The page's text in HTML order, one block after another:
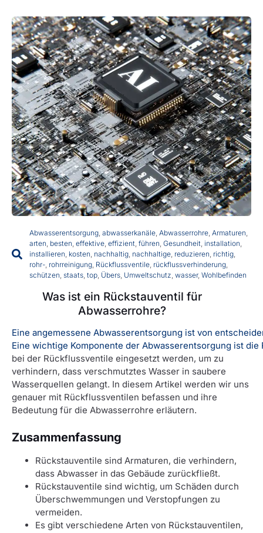
Abwasserentsorgung abwasserkanäle Abwasserrohre Armaturen
arten besten effektive effizient führen Gesundheit installation
installieren kosten nachhaltig nachhaltige reduzieren richtig
rohr- rohrreinigung Rückflussventile rückflussverhinderung
schützen staats top Übers Umweltschutz wasser, Wohlbefinden
Was ist ein Rückstauventil für
Abwasserrohre?
Eine angemessene Abwasserentsorgung ist von
Eine wichtige Komponente der Abwasserentsorgung ist
bei der Rückflussventile eingesetzt werden, um zu
verhindern, dass verschmutztes Wasser in saubere
Wasserquellen gelangt. In diesem Artikel werden wir uns
genauer mit Rückflussventilen befassen und ihre
Bedeutung für die Abwasserrohre erläutern.
Zusammenfassung
Rückstauventile sind Armaturen, die verhindern,
dass Abwasser in das Gebäude zurückfließt.
Rückstauventile sind wichtig, um Schäden durch
Überschwemmungen und Verstopfungen zu
vermeiden.
Es gibt verschiedene Arten von Rückstauventilen,